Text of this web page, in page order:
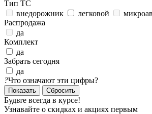
Тип ТС
внедорожник
легковой
Распродажа
да
Комплект
да
Забрать сегодня
да
?Что означают эти цифры?
Сбросить
Будьте всегда в курсе!
Узнавайте о скидках и акциях первым